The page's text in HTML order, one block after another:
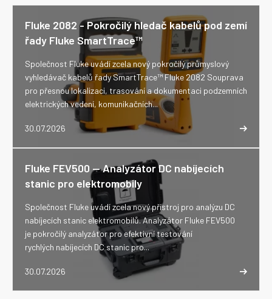
Fluke 2082 - Pokročilý hledač kabelů pod zemí
řady Fluke SmartTrace™
30.07.2026
Společnost Fluke uvádí zcela nový pokročilý průmyslový
vyhledávač kabelů řady SmartTrace™ Fluke 2082 Souprava
pro přesnou lokalizaci, trasování a dokumentaci podzemních
elektrických vedení, komunikačních...
Fluke FEV500 -- Analyzátor DC nabíjecích
stanic pro elektromobily
30.07.2026
Společnost Fluke uvádí zcela nový přístroj pro analýzu DC
nabíjecích stanic elektromobilů. Analyzátor Fluke FEV500
je pokročilý analyzátor pro efektivní testování
rychlých nabíjecích DC stanic pro...